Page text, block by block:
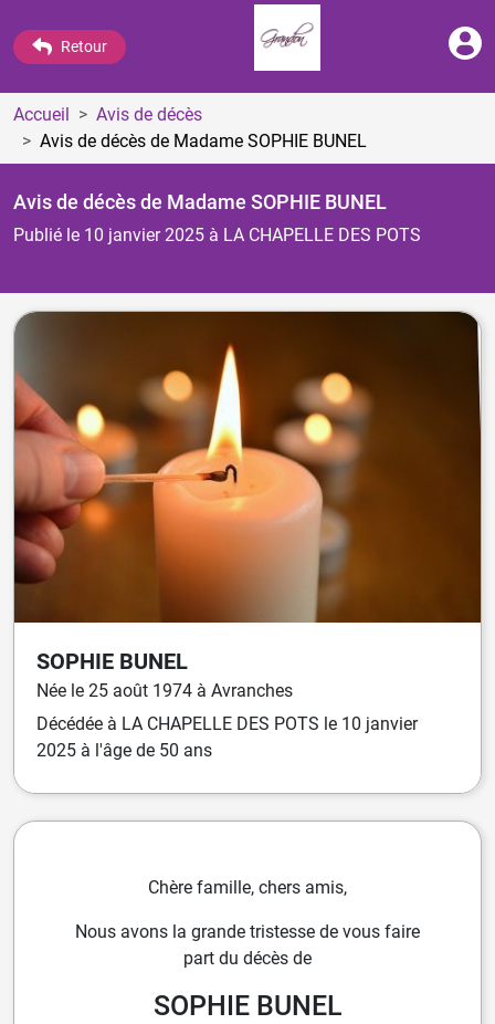
Retour
Accueil
Avis de décès
Avis de décès de Madame SOPHIE BUNEL
Avis de décès de Madame SOPHIE BUNEL
Publié le 10 janvier 2025 à LA CHAPELLE DES POTS
SOPHIE BUNEL
Née le 25 août 1974 à Avranches
Décédée à LA CHAPELLE DES POTS le 10 janvier
2025 à l'âge de 50 ans
Chère famille, chers amis,
Nous avons la grande tristesse de vous faire
part du décès de
SOPHIE BUNEL